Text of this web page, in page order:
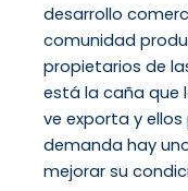
desarrollo
comunidad
propietarios de
está la caña que
ve exporta y
demanda hay
mejorar su